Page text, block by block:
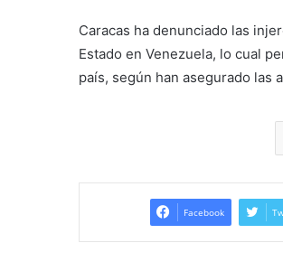
Caracas ha denunciado las
Estado en Venezuela, lo cual
país, según han asegurado las
Facebook